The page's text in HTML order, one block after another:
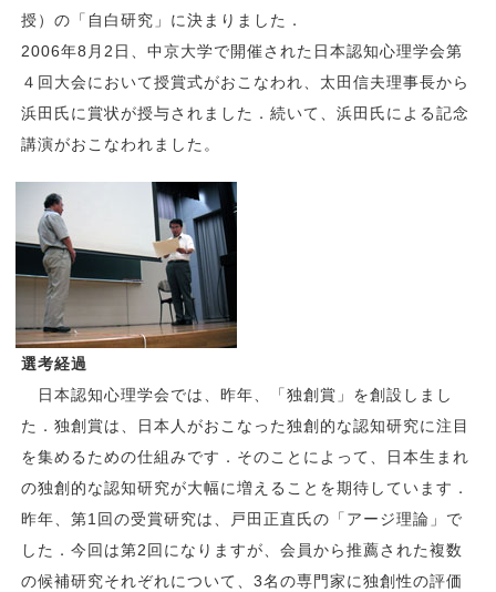
授）の「自白研究」に決まりました．
2006年8月2日、中京大学で開催された日本認知心理学会第
４回大会において授賞式がおこなわれ、太田信夫理事長から
浜田氏に賞状が授与されました．続いて、浜田氏による記念
講演がおこなわれました。
選考経過
日本認知心理学会では、昨年、「独創賞」を創設しまし
た．独創賞は、日本人がおこなった独創的な認知研究に注目
を集めるための仕組みです．そのことによって、日本生まれ
の独創的な認知研究が大幅に増えることを期待しています．
昨年、第1回の受賞研究は、戸田正直氏の「アージ理論」で
した．今回は第2回になりますが、会員から推薦された複数
の候補研究それぞれについて、3名の専門家に独創性の評価